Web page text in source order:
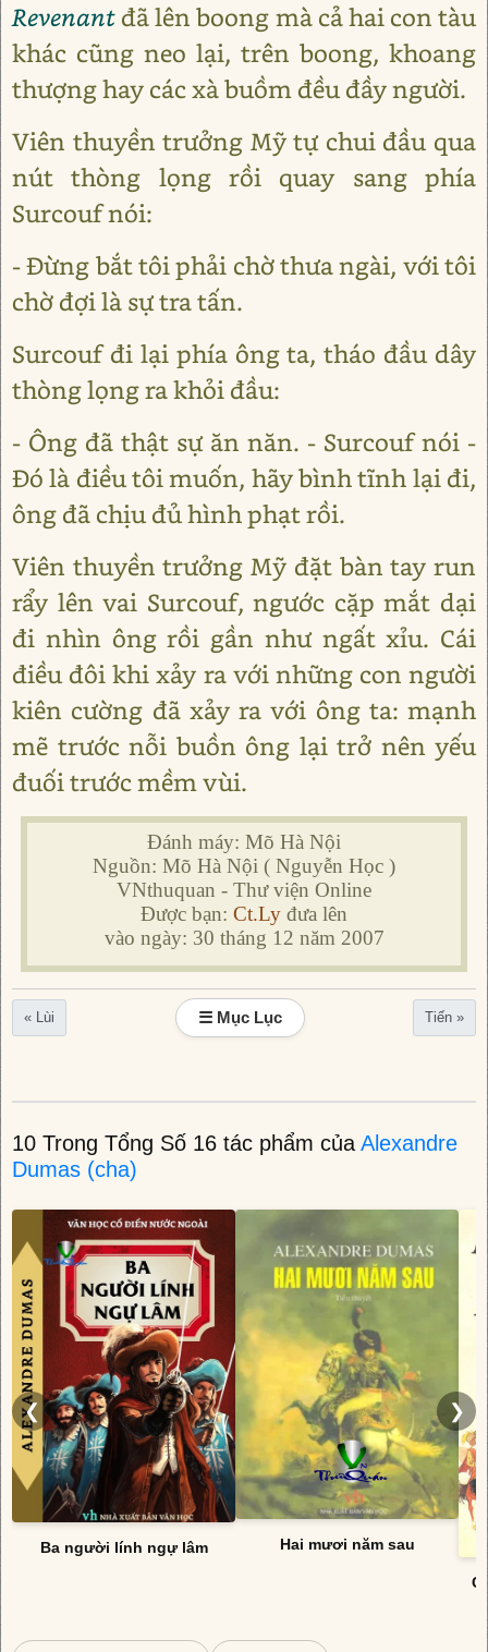
Revenant đã lên boong mà cả hai con tàu
khác cũng neo lại, trên boong, khoang
thượng hay các xà buồm đều đầy người.
Viên thuyền trưởng Mỹ tự chui đầu qua
nút thòng lọng rồi quay sang phía
Surcouf nói:
- Đừng bắt tôi phải chờ thưa ngài, với tôi
chờ đợi là sự tra tấn.
Surcouf đi lại phía ông ta, tháo đầu dây
thòng lọng ra khỏi đầu:
- Ông đã thật sự ăn năn. - Surcouf nói -
Đó là điều tôi muốn, hãy bình tĩnh lại đi,
ông đã chịu đủ hình phạt rồi.
Viên thuyền trưởng Mỹ đặt bàn tay run
rẩy lên vai Surcouf, ngước cặp mắt dại
đi nhìn ông rồi gần như ngất xỉu. Cái
điều đôi khi xảy ra với những con người
kiên cường đã xảy ra với ông ta: mạnh
mẽ trước nỗi buồn ông lại trở nên yếu
đuối trước mềm vùi.
Đánh máy: Mõ Hà Nội
Nguồn: Mõ Hà Nội ( Nguyễn Học )
VNthuquan - Thư viện Online
Được bạn: Ct.Ly đưa lên
vào ngày: 30 tháng 12 năm 2007
« Lùi ☰ Mục Lục Tiến »
10 Trong Tổng Số 16 tác phẩm của Alexandre
Dumas (cha)
❮
Ba người lính ngự lâm Hai mươi năm sau
❯